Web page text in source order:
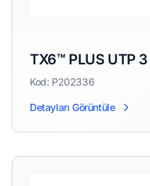
TX6™ PLUS UTP
Kod: P202336
Detayları Görüntüle